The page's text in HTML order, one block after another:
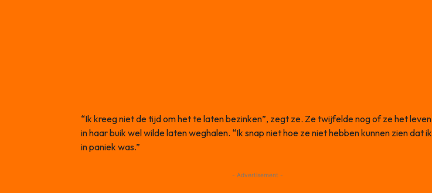
“Ik kreeg niet de tijd om het te laten bezinken”, zegt ze. Ze twijfelde nog of ze het leven
in haar buik wel wilde laten weghalen. “Ik snap niet hoe ze niet hebben kunnen zien dat ik
in paniek was.”
- Advertisement -